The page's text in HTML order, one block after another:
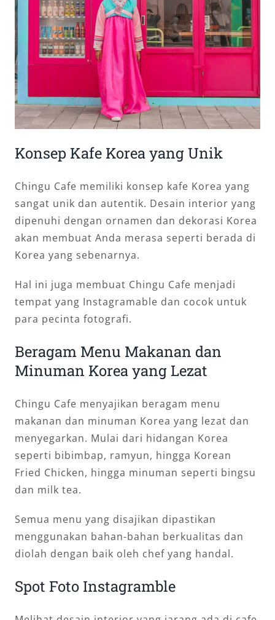
Konsep Kafe Korea yang Unik
Chingu Cafe memiliki konsep kafe Korea yang
sangat unik dan autentik. Desain interior yang
dipenuhi dengan ornamen dan dekorasi Korea
akan membuat Anda merasa seperti berada di
Korea yang sebenarnya.
Hal ini juga membuat Chingu Cafe menjadi
tempat yang Instagramable dan cocok untuk
para pecinta fotografi.
Beragam Menu Makanan dan
Minuman Korea yang Lezat
Chingu Cafe menyajikan beragam menu
makanan dan minuman Korea yang lezat dan
menyegarkan. Mulai dari hidangan Korea
seperti bibimbap, ramyun, hingga Korean
Fried Chicken, hingga minuman seperti bingsu
dan milk tea.
Semua menu yang disajikan dipastikan
menggunakan bahan-bahan berkualitas dan
diolah dengan baik oleh chef yang handal.
Spot Foto Instagramble